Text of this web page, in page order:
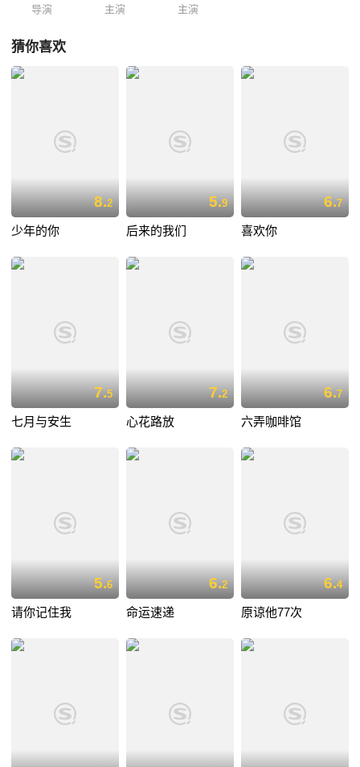
导演 主演 主演
猜你喜欢
8.2
少年的你
5.9
后来的我们
6.7
喜欢你
7.5
七月与安生
7.2
心花路放
6.7
六弄咖啡馆
5.6
请你记住我
6.2
命运速递
6.4
原谅他77次